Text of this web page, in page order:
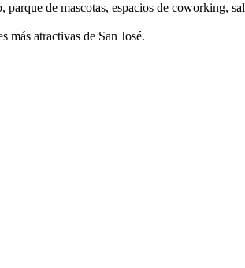
de mascotas, espacios de coworking,
más atractivas de San José.